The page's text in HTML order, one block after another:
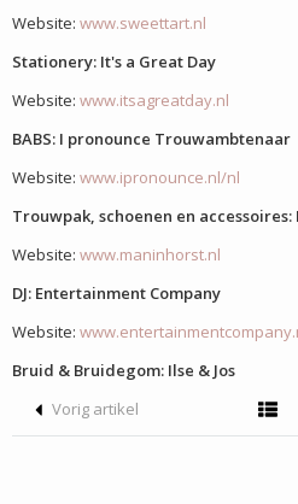
Website: www.sweettart.nl
Stationery: It's a Great Day
Website: www.itsagreatday.nl
BABS: I pronounce Trouwambtenaar
Website: www.ipronounce.nl/nl
Trouwpak, schoenen en accessoires:
Website: www.maninhorst.nl
DJ: Entertainment Company
Website:
Bruid & Bruidegom: Ilse & Jos
Vorig artikel